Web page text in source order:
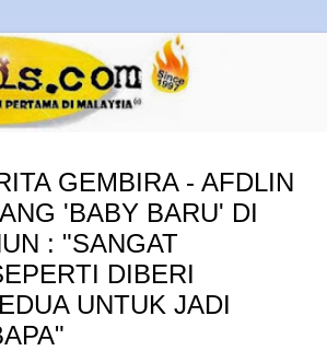
GEMBIRA - AFDLIN
'BABY BARU' DI
: "SANGAT
DIBERI
UNTUK JADI